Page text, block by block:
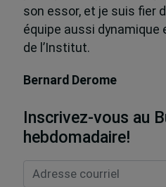
son essor, et je suis fier
équipe aussi dynamique
de l’Institut.
Bernard Derome
Inscrivez-vous au
hebdomadaire!